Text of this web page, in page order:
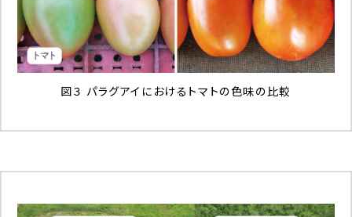
図３ パラグアイにおけるトマトの色味の比較